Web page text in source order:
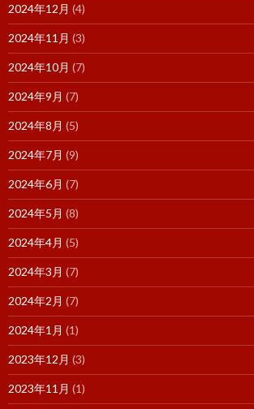
2024年12月 (4)
2024年11月 (3)
2024年10月 (7)
2024年9月 (7)
2024年8月 (5)
2024年7月 (9)
2024年6月 (7)
2024年5月 (8)
2024年4月 (5)
2024年3月 (7)
2024年2月 (7)
2024年1月 (1)
2023年12月 (3)
2023年11月 (1)